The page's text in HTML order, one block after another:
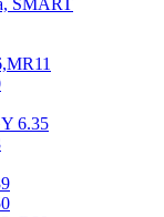
SMART
6.35